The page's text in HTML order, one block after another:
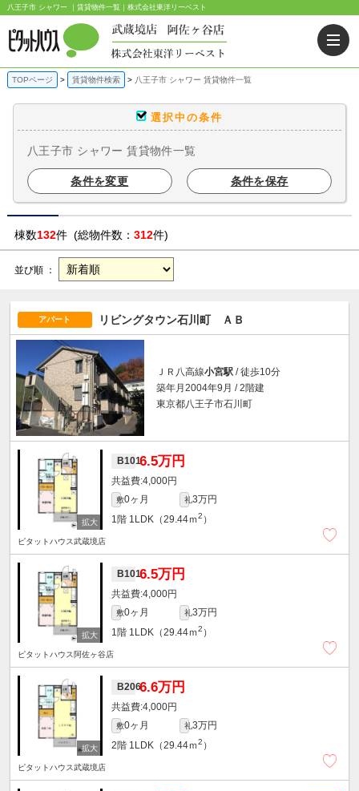
八王子市 シャワー ｜賃貸物件一覧｜株式会社東洋リーベスト
TOPページ 賃貸物件検索 八王子市 シャワー 賃貸物件一覧
選択中の条件
八王子市 シャワー 賃貸物件一覧
条件を変更 条件を保存
棟数132件 (総物件数： 312件)
並び順 ：
アパート リビングタウン石川町 ＡＢ
ＪＲ八高線小宮駅 / 徒歩10分
築年月2004年9月 / 2階建
東京都八王子市石川町
B1016.5万円
4,000円
敷0ヶ月 礼3万円
1階 1LDK（29.44ｍ2 ）
ピタットハウス武蔵境店
B1016.5万円
4,000円
敷0ヶ月 礼3万円
1階 1LDK（29.44ｍ2 ）
ピタットハウス阿佐ヶ谷店
B2066.6万円
4,000円
敷0ヶ月 礼3万円
2階 1LDK（29.44ｍ2 ）
ピタットハウス武蔵境店